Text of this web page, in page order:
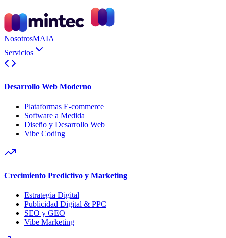
NosotrosMAIA
Servicios
Desarrollo Web Moderno
Plataformas E-commerce
Software a Medida
Diseño y Desarrollo Web
Vibe Coding
Crecimiento Predictivo y Marketing
Estrategia Digital
Publicidad Digital & PPC
SEO y GEO
Vibe Marketing